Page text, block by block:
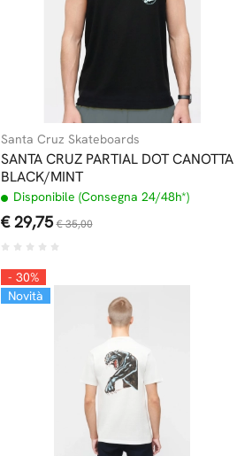
Santa Cruz Skateboards
SANTA CRUZ PARTIAL DOT CANOTTA
BLACK/MINT
Disponibile (Consegna 24/48h*)
€ 29,75 € 35,00
- 30%
Novità